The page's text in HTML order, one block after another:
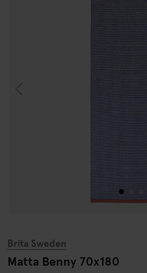
Brita Sweden
Matta Benny 70x180